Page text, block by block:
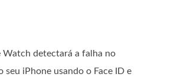
Watch detectará a falha no
seu iPhone usando o Face ID e